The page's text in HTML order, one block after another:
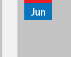
Jun